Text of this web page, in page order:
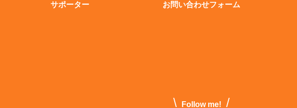
サポーター お問い合わせフォーム
\ Follow me! /